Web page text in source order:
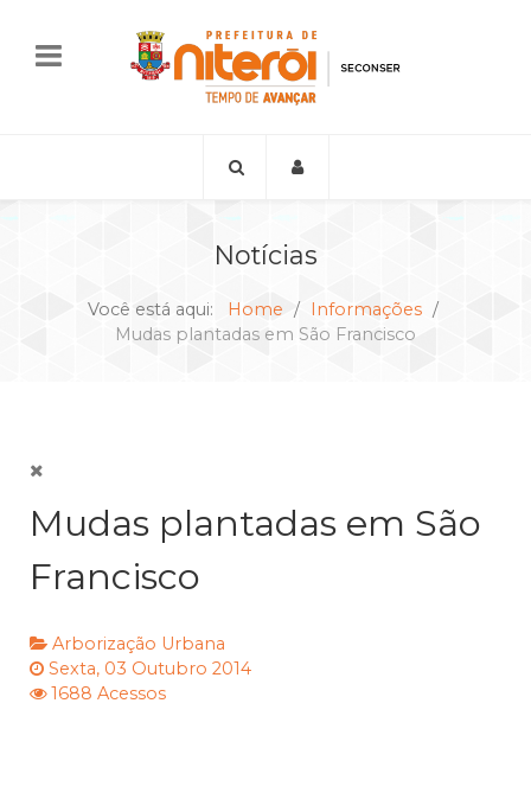
Notícias
Você está aqui: Home
Informações
Mudas plantadas em São Francisco
Mudas plantadas em São
Francisco
Arborização Urbana
Sexta, 03 Outubro 2014
1688 Acessos